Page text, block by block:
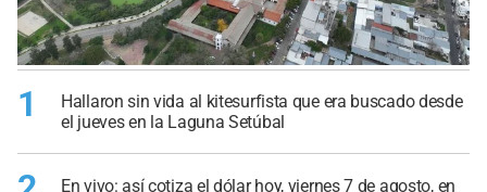
1
Hallaron sin vida al kitesurfista que era buscado desde
el jueves en la Laguna Setúbal
En vivo: así cotiza el dólar hoy, viernes 7 de agosto, en